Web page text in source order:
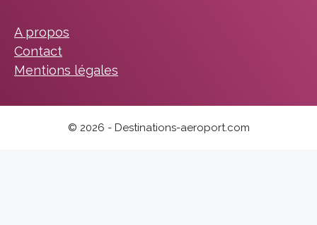
A propos
Contact
Mentions légales
© 2026 - Destinations-aeroport.com